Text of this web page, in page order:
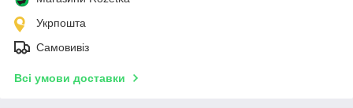
Укрпошта
Самовивіз
Всі умови доставки